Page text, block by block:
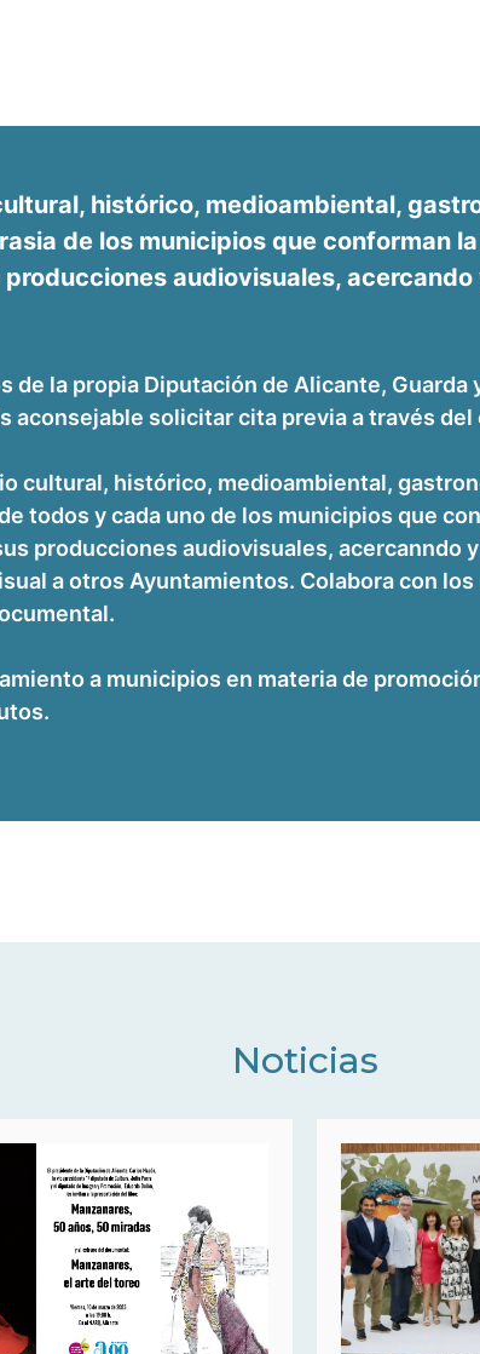
histórico, medioambiental,
de los municipios que conforman
audiovisuales,
de la propia Diputación de Alicante,
aconsejable solicitar cita previa a través del
cultural, histórico, medioambiental,
todos y cada uno de los municipios que
producciones audiovisuales, acercanndo
a otros Ayuntamientos. Colabora con
a municipios en materia de
Noticias